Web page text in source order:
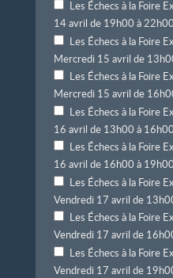
Les Échecs à la Foire
14 avril de 19h00 à 22h00
Les Échecs à la Foire
Mercredi 15 avril de
Les Échecs à la Foire
Mercredi 15 avril de
Les Échecs à la Foire
16 avril de 13h00 à 16h00
Les Échecs à la Foire
16 avril de 16h00 à 19h00
Les Échecs à la Foire
Vendredi 17 avril de
Les Échecs à la Foire
Vendredi 17 avril de
Les Échecs à la Foire
Vendredi 17 avril de